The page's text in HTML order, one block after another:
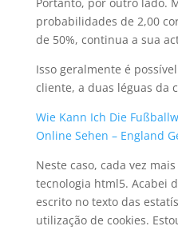
probabilidades de 2,00
de 50%, continua a sua
Isso geralmente é
cliente, a duas léguas da
Wie Kann Ich Die
Online Sehen – England
Neste caso, cada vez
tecnologia html5. Acabei
escrito no texto das
utilização de cookies.